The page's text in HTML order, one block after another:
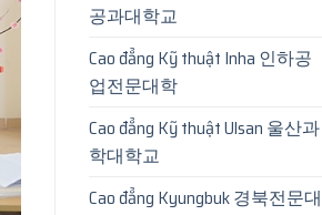
공과대학교
Cao đẳng Kỹ thuật Inha 인하공
업전문대학
Cao đẳng Kỹ thuật Ulsan 울산과
학대학교
Cao đẳng Kyungbuk 경북전문대